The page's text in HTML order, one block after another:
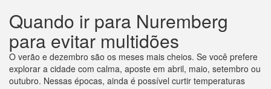
Quando ir para Nuremberg
para evitar multidões
O verão e dezembro são os meses mais cheios. Se você prefere
explorar a cidade com calma, aposte em abril, maio, setembro ou
outubro. Nessas épocas, ainda é possível curtir temperaturas